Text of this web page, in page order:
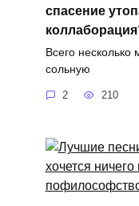
спасение
Всего несколько
сольную
2 210